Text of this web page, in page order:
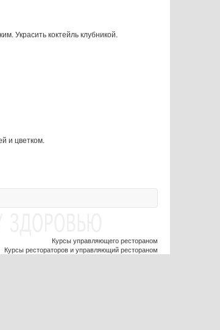
Украсить коктейль клубникой.
и цветком.
Курсы управляющего рестораном
Курсы рестораторов и управляющий рестораном